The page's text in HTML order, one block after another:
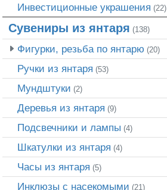
Инвестиционные украшения (22)
Сувениры из янтаря (138)
Фигурки, резьба по янтарю (20)
Ручки из янтаря (53)
Мундштуки (2)
Деревья из янтаря (9)
Подсвечники и лампы (4)
Шкатулки из янтаря (4)
Часы из янтаря (5)
Инклюзы с насекомыми (21)